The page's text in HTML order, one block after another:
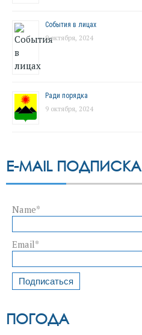
События в лицах
9 октября, 2024
Ради порядка
9 октября, 2024
E-MAIL ПОДПИСКА
Name*
Email*
ПОГОДА